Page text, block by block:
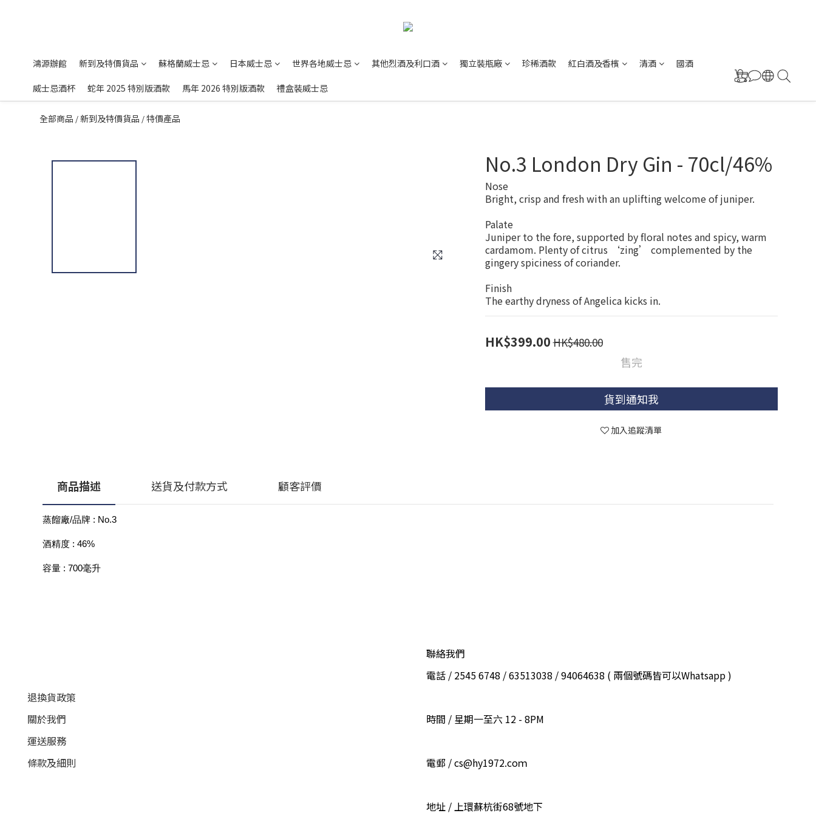
鴻源辦館 新到及特價貨品 蘇格蘭威士忌 日本威士忌 世界各地威士忌 其他烈酒及利口酒 獨立裝瓶廠 珍稀酒款 紅白酒及香檳 清酒 國酒
威士忌酒杯 蛇年 2025 特別版酒款 馬年 2026 特別版酒款 禮盒裝威士忌
全部商品 /新到及特價貨品 /特價產品
No.3 London Dry Gin - 70cl/46%
Nose
Bright, crisp and fresh with an uplifting welcome of juniper.
Palate
Juniper to the fore, supported by floral notes and spicy, warm
cardamom. Plenty of citrus ‘zing’ complemented by the
gingery spiciness of coriander.
Finish
The earthy dryness of Angelica kicks in.
HK$399.00HK$480.00
售完
貨到通知我
加入追蹤清單
商品描述 送貨及付款方式 顧客評價
蒸餾廠/品牌 : No.3
酒精度 : 46%
容量 : 700毫升
退換貨政策
關於我們
運送服務
條款及細則
聯絡我們
電話 / 2545 6748 / 63513038 / 94064638 ( 兩個號碼皆可以Whatsapp )
時間 / 星期一至六 12 - 8PM
電郵 / cs@hy1972.coｍ
地址 / 上環蘇杭街68號地下